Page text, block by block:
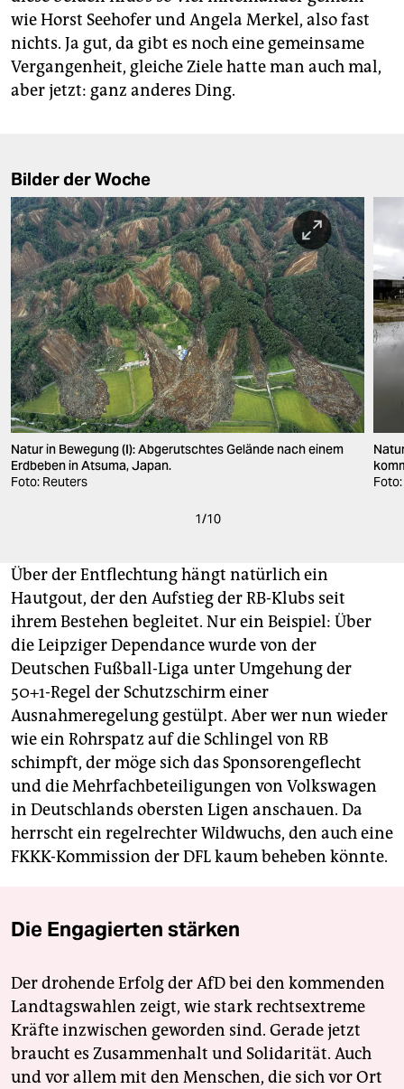
wie Horst Seehofer und Angela Merkel, also fast
nichts. Ja gut, da gibt es noch eine gemeinsame
Vergangenheit, gleiche Ziele hatte man auch mal,
aber jetzt: ganz anderes Ding.
Bilder der Woche
Natur in Bewegung (I): Abgerutschtes Gelände nach einem
Erdbeben in Atsuma, Japan.
Foto: Reuters
1/10
Über der Entflechtung hängt natürlich ein
Hautgout, der den Aufstieg der RB-Klubs seit
ihrem Bestehen begleitet. Nur ein Beispiel: Über
die Leipziger Dependance wurde von der
Deutschen Fußball-Liga unter Umgehung der
50+1-Regel der Schutzschirm einer
Ausnahmeregelung gestülpt. Aber wer nun wieder
wie ein Rohrspatz auf die Schlingel von RB
schimpft, der möge sich das Sponsorengeflecht
und die Mehrfachbeteiligungen von Volkswagen
in Deutschlands obersten Ligen anschauen. Da
herrscht ein regelrechter Wildwuchs, den auch eine
FKKK-Kommission der DFL kaum beheben könnte.
Die Engagierten stärken
Der drohende Erfolg der AfD bei den kommenden
Landtagswahlen zeigt, wie stark rechtsextreme
Kräfte inzwischen geworden sind. Gerade jetzt
braucht es Zusammenhalt und Solidarität. Auch
und vor allem mit den Menschen, die sich vor Ort